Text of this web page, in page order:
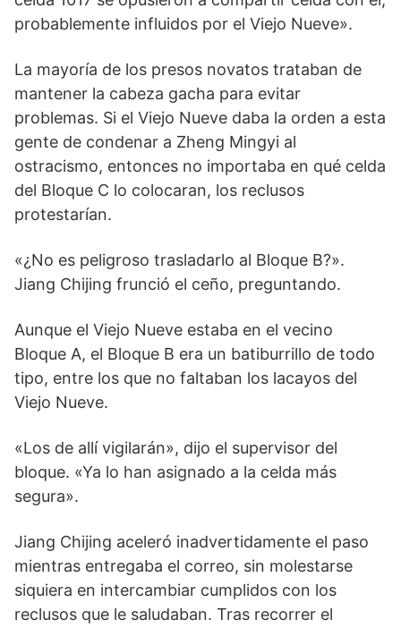
probablemente influidos por el Viejo Nueve».
La mayoría de los presos novatos trataban de
mantener la cabeza gacha para evitar
problemas. Si el Viejo Nueve daba la orden a esta
gente de condenar a Zheng Mingyi al
ostracismo, entonces no importaba en qué celda
del Bloque C lo colocaran, los reclusos
protestarían.
«¿No es peligroso trasladarlo al Bloque B?».
Jiang Chijing frunció el ceño, preguntando.
Aunque el Viejo Nueve estaba en el vecino
Bloque A, el Bloque B era un batiburrillo de todo
tipo, entre los que no faltaban los lacayos del
Viejo Nueve.
«Los de allí vigilarán», dijo el supervisor del
bloque. «Ya lo han asignado a la celda más
segura».
Jiang Chijing aceleró inadvertidamente el paso
mientras entregaba el correo, sin molestarse
siquiera en intercambiar cumplidos con los
reclusos que le saludaban. Tras recorrer el